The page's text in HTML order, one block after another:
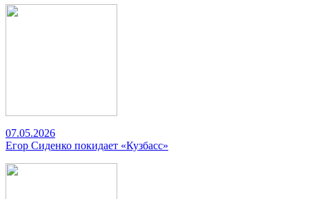
07.05.2026
Егор Сиденко покидает «Кузбасс»